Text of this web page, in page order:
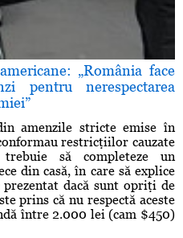
„România face
pentru nerespectarea
amenzile stricte emise în
restricţiilor cauzate
să completeze un
din casă, în care să explice
dacă sunt opriţi de
prins că nu respectă aceste
între 2.000 lei (cam $450)